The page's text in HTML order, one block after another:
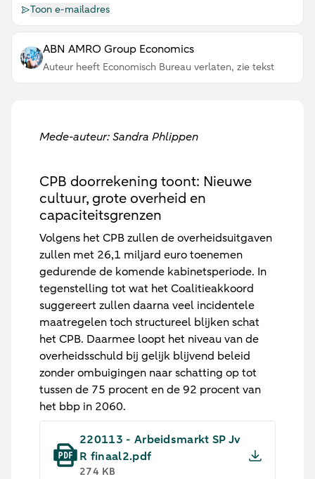
Toon e-mailadres
ABN AMRO Group Economics
Auteur heeft Economisch Bureau verlaten, zie tekst
Mede-auteur: Sandra Phlippen
CPB doorrekening toont: Nieuwe
cultuur, grote overheid en
capaciteitsgrenzen
Volgens het CPB zullen de overheidsuitgaven
zullen met 26,1 miljard euro toenemen
gedurende de komende kabinetsperiode. In
tegenstelling tot wat het Coalitieakkoord
suggereert zullen daarna veel incidentele
maatregelen toch structureel blijken schat
het CPB. Daarmee loopt het niveau van de
overheidsschuld bij gelijk blijvend beleid
zonder ombuigingen naar schatting op tot
tussen de 75 procent en de 92 procent van
het bbp in 2060.
220113 - Arbeidsmarkt SP Jv
R finaal2.pdf
274 KB